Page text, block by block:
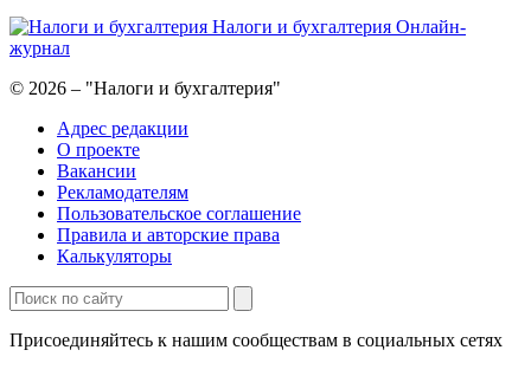
Налоги и бухгалтерия Онлайн-
журнал
© 2026 – "Налоги и бухгалтерия"
Адрес редакции
О проекте
Вакансии
Рекламодателям
Пользовательское соглашение
Правила и авторские права
Калькуляторы
Присоединяйтесь к нашим сообществам в социальных сетях